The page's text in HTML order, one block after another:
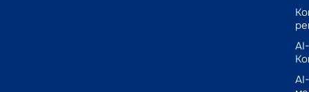
AI-
AI-